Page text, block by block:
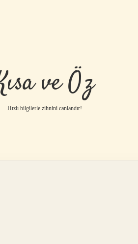
ve Öz
Hızlı bilgilerle zihnini canlandır!